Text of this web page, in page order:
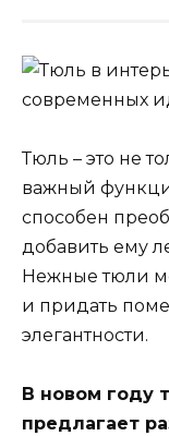
Тюль – это не
важный
способен
добавить ему
Нежные тюли
и придать
элегантности.
В новом году
предлагает